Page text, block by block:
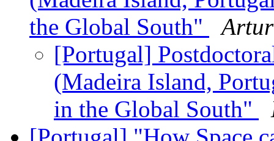
the Global South"
[Portugal]
(Madeira Island,
in the Global South"